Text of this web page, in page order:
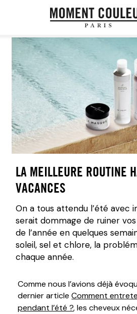
LA MEILLEURE ROUTINE
VACANCES
On a tous attendu l’été avec
serait dommage de ruiner
de l’année en quelques
soleil, sel et chlore, la
chaque année.
Comme nous l’avions déjà
dernier articleComment
pendant l’été ?, les cheveux